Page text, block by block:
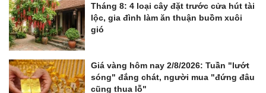
Tháng 8: 4 loại cây đặt trước cửa hút tài
lộc, gia đình làm ăn thuận buồm xuôi
gió
Giá vàng hôm nay 2/8/2026: Tuần "lướt
sóng" đắng chát, người mua "đứng đâu
cũng thua lỗ"